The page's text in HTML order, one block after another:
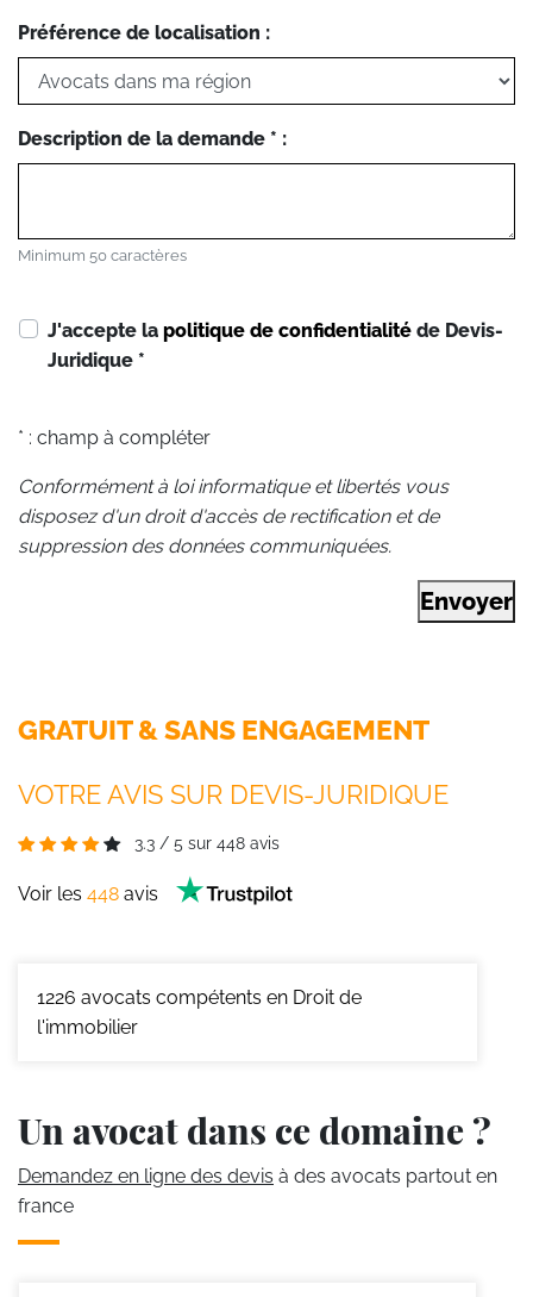
Préférence de localisation :
Description de la demande * :
Minimum 50 caractères
J'accepte la politique de confidentialité de Devis-
Juridique *
* : champ à compléter
Conformément à loi informatique et libertés vous
disposez d'un droit d'accès de rectification et de
suppression des données communiquées.
Envoyer
GRATUIT & SANS ENGAGEMENT
VOTRE AVIS SUR DEVIS-JURIDIQUE
3.3 / 5 sur 448 avis
Voir les 448 avis
1226 avocats compétents en Droit de
l'immobilier
Un avocat dans ce domaine ?
Demandez en ligne des devis à des avocats partout en
france